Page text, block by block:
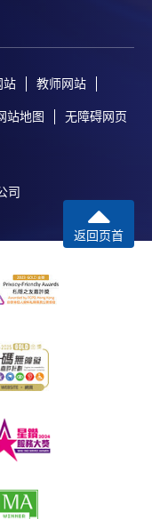
站 教师网站
站地图 无障碍网页
司
返回页首